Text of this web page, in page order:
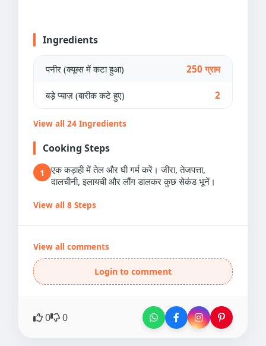
Ingredients
पनीर (क्यूब्स में कटा हुआ) 250 ग्राम
बड़े प्याज़ (बारीक कटे हुए) 2
View all 24 Ingredients
Cooking Steps
1
एक कड़ाही में तेल और घी गर्म करें। जीरा, तेजपत्ता,
दालचीनी, इलायची और लौंग डालकर कुछ सेकंड भूनें।
View all 8 Steps
View all comments
Login to comment
0 0